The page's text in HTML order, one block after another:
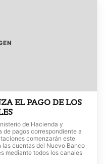
EL PAGO DE LOS
de Hacienda y
de pagos correspondiente a
comenzarán este
cuentas del Nuevo Banco
mediante todos los canales